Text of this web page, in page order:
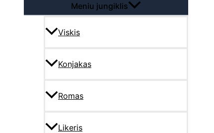
Meniu jungiklis
Viskis
Konjakas
Romas
Likeris